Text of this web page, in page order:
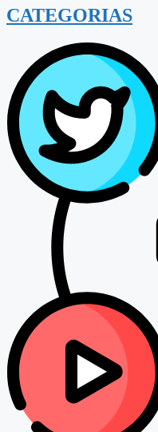
CATEGORIAS